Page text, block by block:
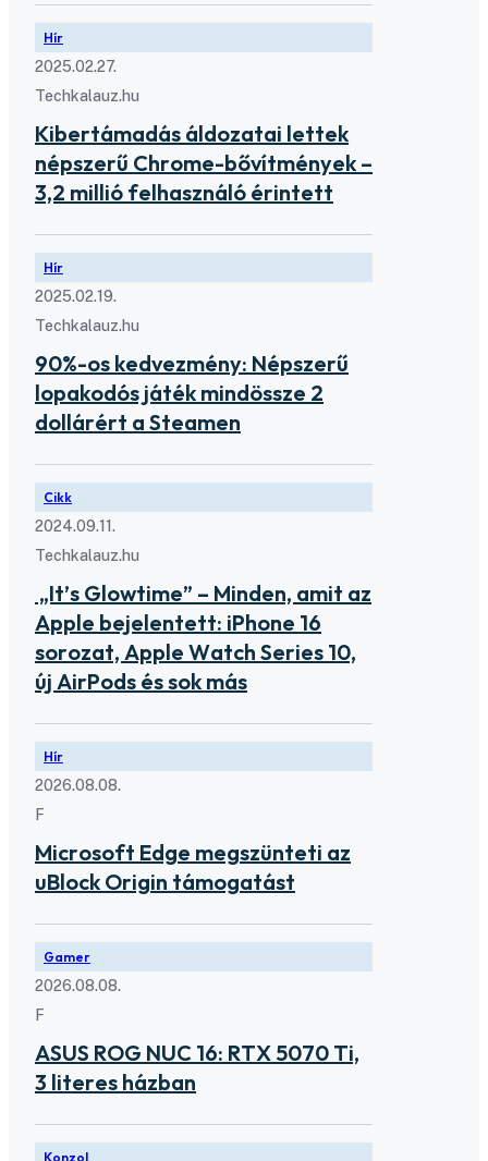
Hír
2025.02.27.
Techkalauz.hu
Kibertámadás áldozatai lettek
népszerű Chrome-bővítmények –
3,2 millió felhasználó érintett
Hír
2025.02.19.
Techkalauz.hu
90%-os kedvezmény: Népszerű
lopakodós játék mindössze 2
dollárért a Steamen
Cikk
2024.09.11.
Techkalauz.hu
„It’s Glowtime” – Minden, amit az
Apple bejelentett: iPhone 16
sorozat, Apple Watch Series 10,
új AirPods és sok más
Hír
2026.08.08.
F
Microsoft Edge megszünteti az
uBlock Origin támogatást
Gamer
2026.08.08.
F
ASUS ROG NUC 16: RTX 5070 Ti,
3 literes házban
Konzol